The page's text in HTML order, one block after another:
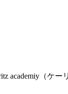
（ケ